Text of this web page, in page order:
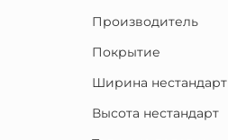
Производитель
Покрытие
Ширина нестандарт
Высота нестандарт